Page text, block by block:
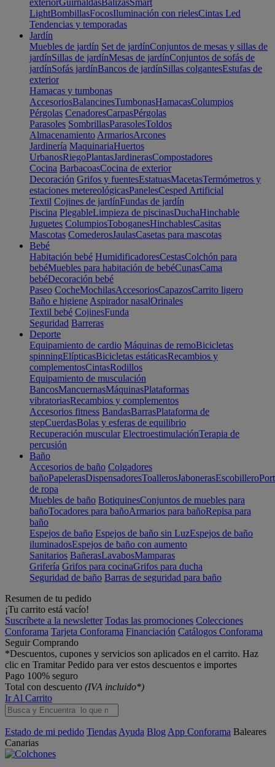
exteriorGuirnaldasBalizasSmart
LightBombillasFocosIluminación con rielesCintas Led
Tendencias y temporadas
Jardín
Muebles de jardín Set de jardínConjuntos de mesas y sillas de
jardínSillas de jardínMesas de jardínConjuntos de sofás de
jardínSofás jardínBancos de jardínSillas colgantesEstufas de
exterior
Hamacas y tumbonas
AccesoriosBalancinesTumbonasHamacasColumpios
Pérgolas CenadoresCarpasPérgolas
Parasoles SombrillasParasolesToldos
Almacenamiento ArmariosArcones
Jardinería MaquinariaHuertos
UrbanosRiegoPlantasJardinerasCompostadores
Cocina BarbacoasCocina de exterior
Decoración Grifos y fuentesEstatuasMacetasTermómetros y
estaciones metereológicasPanelesCesped Artificial
Textil Cojines de jardínFundas de jardín
Piscina PlegableLimpieza de piscinasDuchaHinchable
Juguetes ColumpiosToboganesHinchablesCasitas
Mascotas ComederosJaulasCasetas para mascotas
Bebé
Habitación bebé HumidificadoresCestasColchón para
bebéMuebles para habitación de bebéCunasCama
bebéDecoración bebé
Paseo CocheMochilasAccesoriosCapazosCarrito ligero
Baño e higiene Aspirador nasalOrinales
Textil bebé CojinesFunda
Seguridad Barreras
Deporte
Equipamiento de cardio Máquinas de remoBicicletas
spinningElípticasBicicletas estáticasRecambios y
complementosCintasRodillos
Equipamiento de musculación
BancosMancuernasMáquinasPlataformas
vibratoriasRecambios y complementos
Accesorios fitness BandasBarrasPlataforma de
stepCuerdasBolas y esferas de equilibrio
Recuperación muscular ElectroestimulaciónTerapia de
percusión
Baño
Accesorios de baño Colgadores
bañoPapelerasDispensadoresToallerosJabonerasEscobillero
de ropa
Muebles de baño BotiquinesConjuntos de muebles para
bañoTocadores para bañoArmarios para bañoRepisa para
baño
Espejos de baño Espejos de baño sin LuzEspejos de baño
iluminadosEspejos de baño con aumento
Sanitarios BañerasLavabosMamparas
Grifería Grifos para cocinaGrifos para ducha
Seguridad de baño Barras de seguridad para baño
Resumen de tu pedido
¡Tu carrito está vacío!
Suscríbete a la newsletter Todas las promociones Colecciones
Conforama Tarjeta Conforama Financiación Catálogos Conforama
Seguir Comprando
*Descuentos, cupones y servicios son aplicados en el carrito. Haz
clic en Tramitar Pedido para ver estos descuentos e importes
Pago 100% seguro
Total con descuento (IVA incluido*)
Ir Al Carrito
Estado de mi pedido Tiendas Ayuda Blog App Conforama Baleares
Canarias